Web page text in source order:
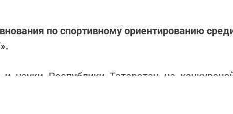
по спортивному ориентированию
науки Республики Татарстан на